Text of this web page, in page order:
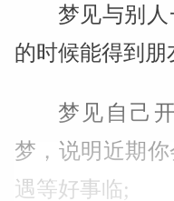
梦见与别
的时候能得到朋
梦见自己
梦，说明近期
遇等好事临;